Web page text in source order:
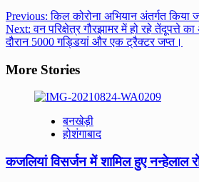
Post
navigation
Previous:किल कोरोना अभियान अंतर्गत किया
Next:वन परिक्षेत्र गौरझामर में हो रहे तेंदूपत्ते
दौरान 5000 गड्डियां और एक ट्रैक्टर जप्त।
More Stories
बनखेड़ी
होशंगाबाद
कजलियां विसर्जन में शामिल हुए नन्हेलाल